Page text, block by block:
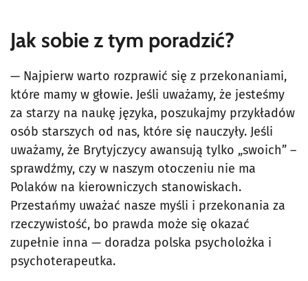
Jak sobie z tym poradzić?
— Najpierw warto rozprawić się z przekonaniami,
które mamy w głowie. Jeśli uważamy, że jesteśmy
za starzy na naukę języka, poszukajmy przykładów
osób starszych od nas, które się nauczyły. Jeśli
uważamy, że Brytyjczycy awansują tylko „swoich” –
sprawdźmy, czy w naszym otoczeniu nie ma
Polaków na kierowniczych stanowiskach.
Przestańmy uważać nasze myśli i przekonania za
rzeczywistość, bo prawda może się okazać
zupełnie inna — doradza polska psycholożka i
psychoterapeutka.